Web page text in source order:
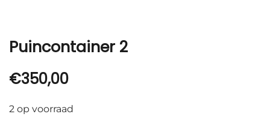
Puincontainer 2
€350,00
2 op voorraad